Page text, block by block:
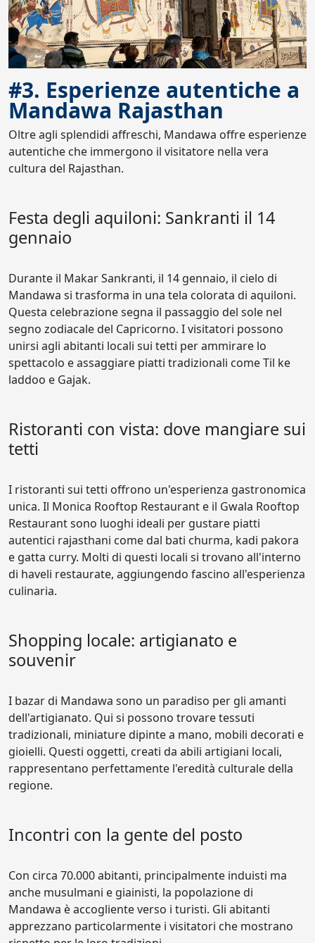
#3. Esperienze autentiche a
Mandawa Rajasthan
Oltre agli splendidi affreschi, Mandawa offre esperienze
autentiche che immergono il visitatore nella vera
cultura del Rajasthan.
Festa degli aquiloni: Sankranti il 14
gennaio
Durante il Makar Sankranti, il 14 gennaio, il cielo di
Mandawa si trasforma in una tela colorata di aquiloni.
Questa celebrazione segna il passaggio del sole nel
segno zodiacale del Capricorno. I visitatori possono
unirsi agli abitanti locali sui tetti per ammirare lo
spettacolo e assaggiare piatti tradizionali come Til ke
laddoo e Gajak.
Ristoranti con vista: dove mangiare sui
tetti
I ristoranti sui tetti offrono un'esperienza gastronomica
unica. Il Monica Rooftop Restaurant e il Gwala Rooftop
Restaurant sono luoghi ideali per gustare piatti
autentici rajasthani come dal bati churma, kadi pakora
e gatta curry. Molti di questi locali si trovano all'interno
di haveli restaurate, aggiungendo fascino all'esperienza
culinaria.
Shopping locale: artigianato e
souvenir
I bazar di Mandawa sono un paradiso per gli amanti
dell'artigianato. Qui si possono trovare tessuti
tradizionali, miniature dipinte a mano, mobili decorati e
gioielli. Questi oggetti, creati da abili artigiani locali,
rappresentano perfettamente l'eredità culturale della
regione.
Incontri con la gente del posto
Con circa 70.000 abitanti, principalmente induisti ma
anche musulmani e giainisti, la popolazione di
Mandawa è accogliente verso i turisti. Gli abitanti
apprezzano particolarmente i visitatori che mostrano